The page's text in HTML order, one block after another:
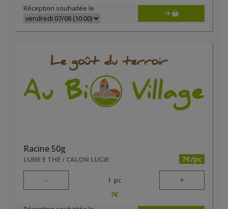
Réception souhaitée le
Racine 50g
LUNE E THÉ / CALON LUCIE 7€/pc
- 1 pc +
7€